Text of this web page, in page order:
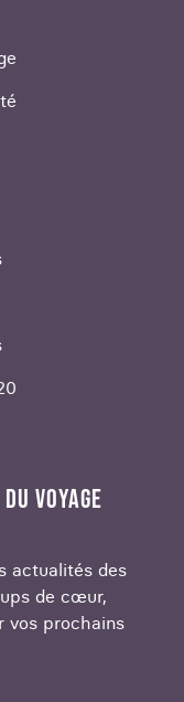
VOYAGE
actualités des
de cœur,
vos prochains